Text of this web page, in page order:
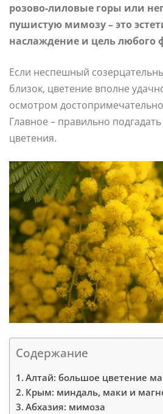
розово-лиловые горы или
пушистую мимозу – это
наслаждение и цель любого
Если неспешный
близок, цветение вполне
осмотром
Главное – правильно
цветения.
Содержание
Алтай: большое цветение
Крым: миндаль, маки и
Абхазия: мимоза